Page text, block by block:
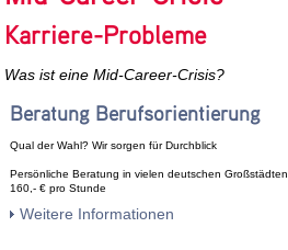
Karriere-Probleme
Was ist eine Mid-Career-Crisis?
Beratung Berufsorientierung
Qual der Wahl? Wir sorgen für Durchblick
Persönliche Beratung in vielen deutschen Großstädten
160,- € pro Stunde
Weitere Informationen